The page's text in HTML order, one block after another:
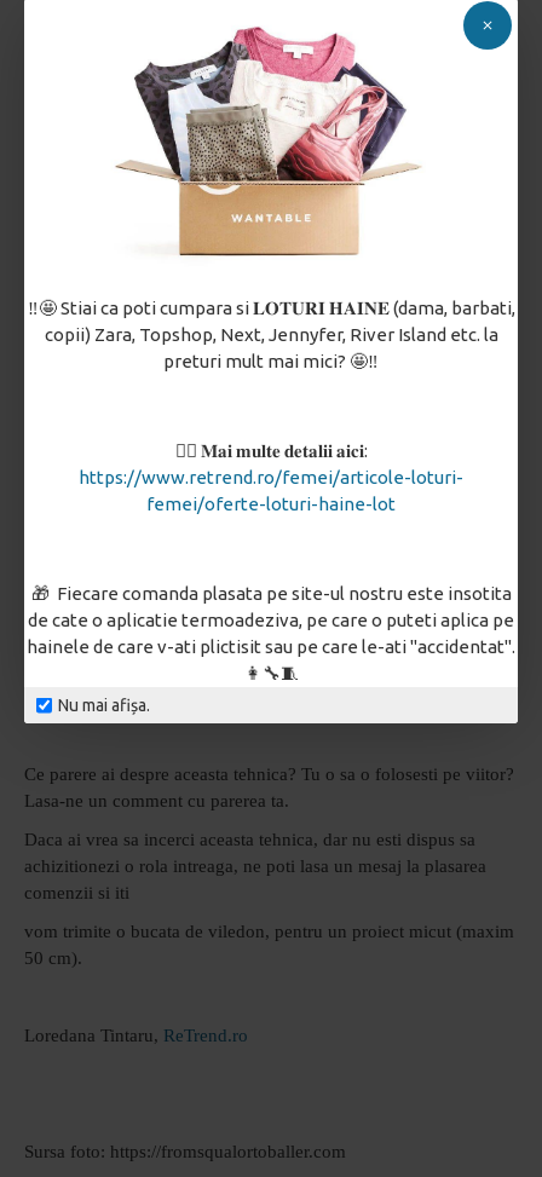
‼️🤩 Stiai ca poti cumpara si 𝐋𝐎𝐓𝐔𝐑𝐈 𝐇𝐀𝐈𝐍𝐄 (dama, barbati,
copii) Zara, Topshop, Next, Jennyfer, River Island etc. la
preturi mult mai mici? 🤩‼️
👉🏼 𝐌𝐚𝐢 𝐦𝐮𝐥𝐭𝐞 𝐝𝐞𝐭𝐚𝐥𝐢𝐢 𝐚𝐢𝐜𝐢:
https://www.retrend.ro/femei/articole-loturi-
femei/oferte-loturi-haine-lot
🎁 Fiecare comanda plasata pe site-ul nostru este insotita
de cate o aplicatie termoadeziva, pe care o puteti aplica pe
hainele de care v-ati plictisit sau pe care le-ati "accidentat".
👩‍🔧🧵
Nu mai afișa.
A se evita calcarea excesiva a zonei dupa fuziune. Articolul
se spala la mana sau la masina (maxim 40 grade) si nu se usuca
sau in contact direct cu surse de caldura (calorifer), ci natural.
Ce parere ai despre aceasta tehnica? Tu o sa o folosesti pe viitor?
Lasa-ne un comment cu parerea ta.
Daca ai vrea sa incerci aceasta tehnica, dar nu esti dispus sa
achizitionezi o rola intreaga, ne poti lasa un mesaj la plasarea
comenzii si iti
vom trimite o bucata de viledon, pentru un proiect micut (maxim
50 cm).
Loredana Tintaru, ReTrend.ro
Sursa foto: https://fromsqualortoballer.com